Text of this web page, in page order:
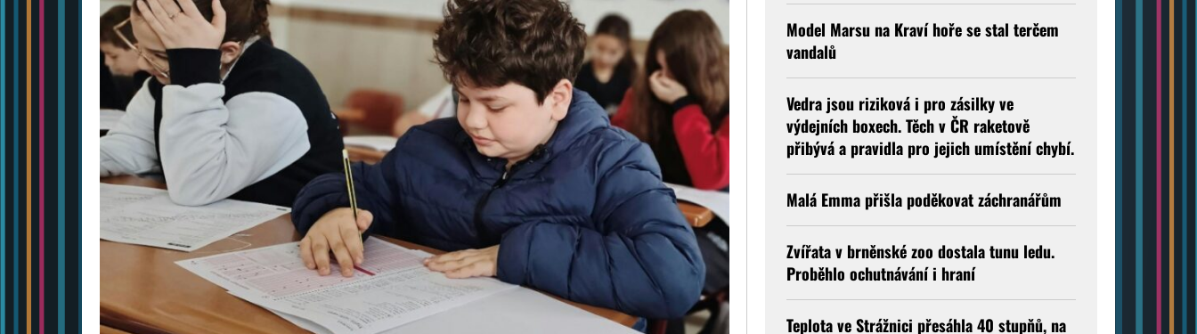
Model Marsu na Kraví hoře se stal terčem
vandalů
Vedra jsou riziková i pro zásilky ve
výdejních boxech. Těch v ČR raketově
přibývá a pravidla pro jejich umístění chybí.
Malá Emma přišla poděkovat záchranářům
Zvířata v brněnské zoo dostala tunu ledu.
Proběhlo ochutnávání i hraní
Teplota ve Strážnici přesáhla 40 stupňů, na